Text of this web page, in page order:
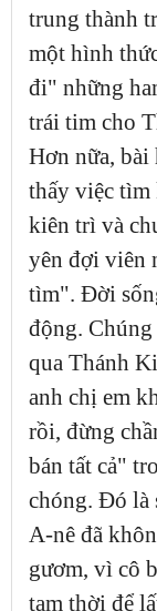
trung thành
một hình
đi" những
trái tim cho
Hơn nữa,
thấy việc
kiên trì và
yên đợi viên
tìm". Đời
động.
qua Thánh
anh chị em
rồi, đừng
bán tất cả"
chóng. Đó là
A-nê đã
gươm, vì cô
tạm thời để